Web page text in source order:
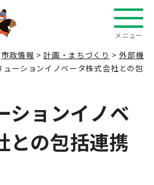
メニュー
市政情報 >計画・まちづくり >外部機
ューションイノベータ株式会社との包
ションイノベ
との包括連携